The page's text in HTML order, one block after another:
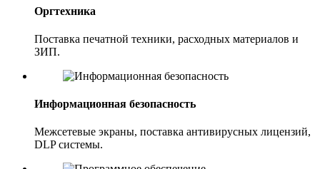
Оргтехника
Поставка печатной техники, расходных материалов и
ЗИП.
Информационная безопасность
Межсетевые экраны, поставка антивирусных лицензий,
DLP системы.